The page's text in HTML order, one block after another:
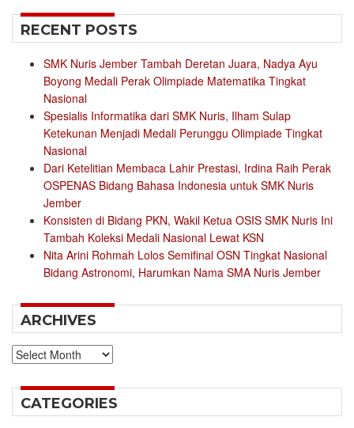
RECENT POSTS
SMK Nuris Jember Tambah Deretan Juara, Nadya Ayu
Boyong Medali Perak Olimpiade Matematika Tingkat
Nasional
Spesialis Informatika dari SMK Nuris, Ilham Sulap
Ketekunan Menjadi Medali Perunggu Olimpiade Tingkat
Nasional
Dari Ketelitian Membaca Lahir Prestasi, Irdina Raih Perak
OSPENAS Bidang Bahasa Indonesia untuk SMK Nuris
Jember
Konsisten di Bidang PKN, Wakil Ketua OSIS SMK Nuris Ini
Tambah Koleksi Medali Nasional Lewat KSN
Nita Arini Rohmah Lolos Semifinal OSN Tingkat Nasional
Bidang Astronomi, Harumkan Nama SMA Nuris Jember
ARCHIVES
Archives
CATEGORIES